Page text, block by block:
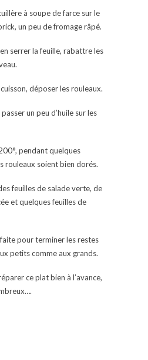
à soupe de farce sur le
un peu de fromage râpé.
serrer la feuille, rabattre les
déposer les rouleaux.
passer un peu d’huile sur les
pendant quelques
rouleaux soient bien dorés.
feuilles de salade verte, de
et quelques feuilles de
pour terminer les restes
petits comme aux grands.
ce plat bien à l’avance,